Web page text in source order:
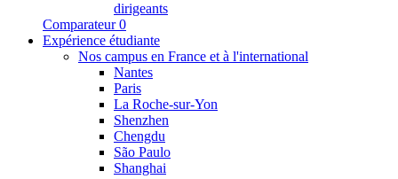
dirigeants
Comparateur 0
Expérience étudiante
Nos campus en France et à l'international
Nantes
Paris
La Roche-sur-Yon
Shenzhen
Chengdu
São Paulo
Shanghai